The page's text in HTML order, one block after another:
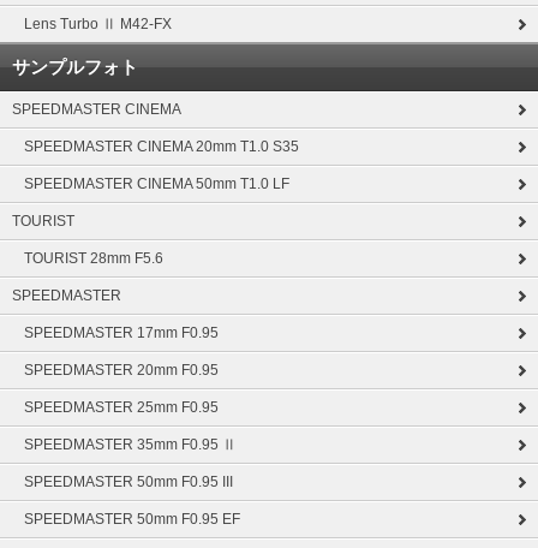
Lens Turbo Ⅱ M42-FX
サンプルフォト
SPEEDMASTER CINEMA
SPEEDMASTER CINEMA 20mm T1.0 S35
SPEEDMASTER CINEMA 50mm T1.0 LF
TOURIST
TOURIST 28mm F5.6
SPEEDMASTER
SPEEDMASTER 17mm F0.95
SPEEDMASTER 20mm F0.95
SPEEDMASTER 25mm F0.95
SPEEDMASTER 35mm F0.95 Ⅱ
SPEEDMASTER 50mm F0.95 III
SPEEDMASTER 50mm F0.95 EF